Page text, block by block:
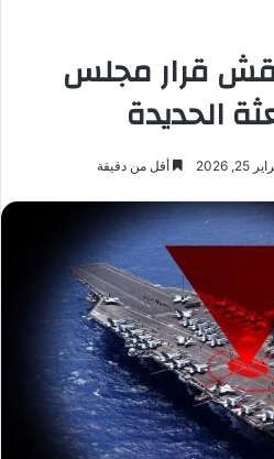
قرار مجلس
الحديدة
أقل من دقيقة